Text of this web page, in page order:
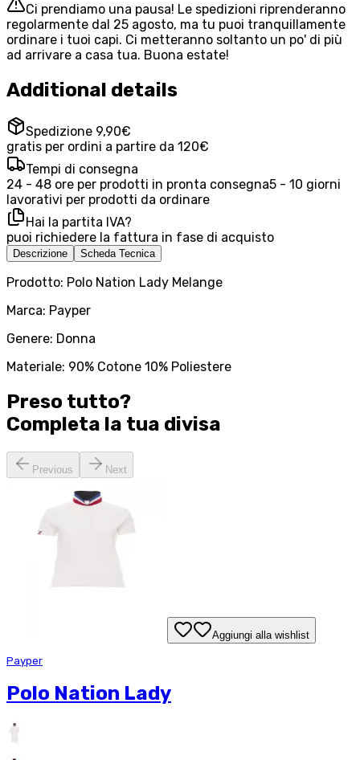
Ci prendiamo una pausa! Le spedizioni riprenderanno
regolarmente dal 25 agosto, ma tu puoi tranquillamente
ordinare i tuoi capi. Ci metteranno soltanto un po' di più
ad arrivare a casa tua. Buona estate!
Additional details
Spedizione 9,90€
gratis per ordini a partire da 120€
Tempi di consegna
24 - 48 ore per prodotti in pronta consegna5 - 10 giorni
lavorativi per prodotti da ordinare
Hai la partita IVA?
puoi richiedere la fattura in fase di acquisto
Descrizione Scheda Tecnica
Prodotto: Polo Nation Lady Melange
Marca: Payper
Genere: Donna
Materiale: 90% Cotone 10% Poliestere
Preso tutto?
Completa la tua divisa
Previous Next
Aggiungi alla wishlist
Payper
Polo Nation Lady